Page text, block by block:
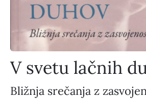
V svetu lačnih
Bližnja srečanja z